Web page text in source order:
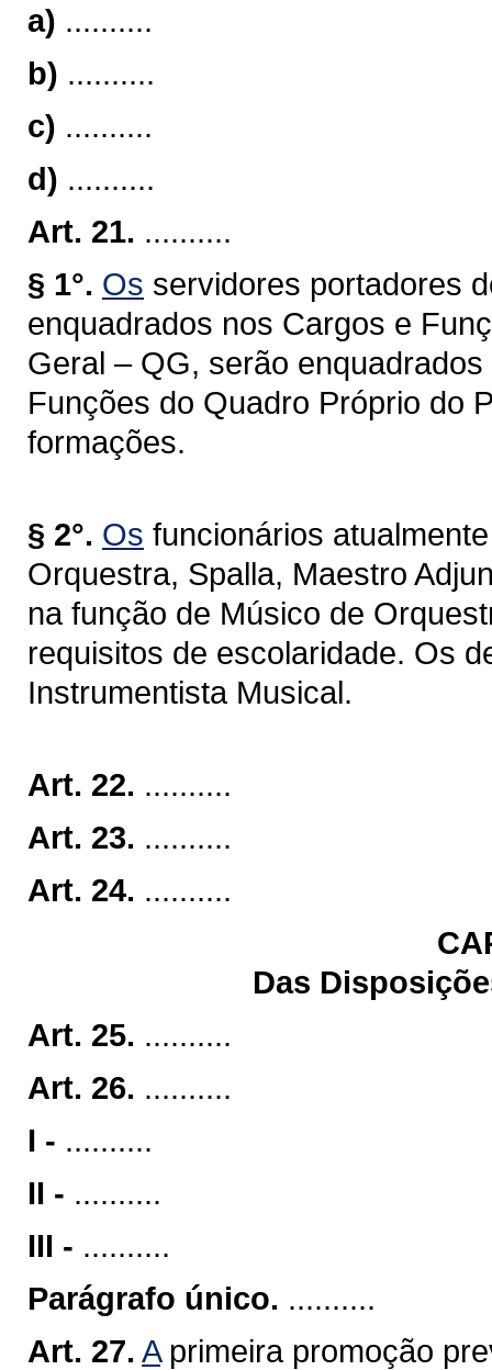
a) ..........
b) ..........
c) ..........
d) ..........
Art. 21. ..........
§ 1°. Os servidores portadores
enquadrados nos Cargos e
Geral – QG, serão
Funções do Quadro Próprio do
formações.
§ 2°. Os funcionários
Orquestra, Spalla, Maestro
na função de Músico de
requisitos de escolaridade. Os
Instrumentista Musical.
Art. 22. ..........
Art. 23. ..........
Art. 24. ..........
Das
Art. 25. ..........
Art. 26. ..........
I - ..........
II - ..........
III - ..........
Parágrafo único. ..........
Art. 27. Aprimeira promoção